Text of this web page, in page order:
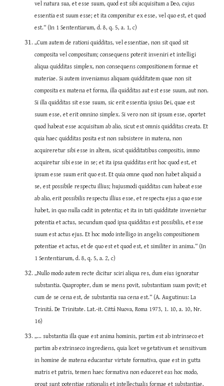
vel natura sua, et esse suum, quod est sibi acquisitum a Deo, cujus
essentia est suum esse; et ita componitur ex esse, vel quo est, et quod
est.“ (In 1 Sententiarum, d. 8, q. 5, a. 1, c)
„Cum autem de rationi quidditas, vel essentiae, non sit quod sit
composita vel compositum; consequens poterit inveniri et intelligi
aliqua quidditas simplex, non consequens compositionem formae et
materiae. Si autem inveniamus aliquam quidditatem quae non sit
composita ex matena et forma, illa quidditas aut est esse suum, aut non.
Si illa quidditas sit esse suum, sic erit essentia ipsius Dei, quae est
suum esse, et erit omnino simplex. Si vero non sit ipsum esse, oportet
quod habeat esse acquisitum ab alio, sicut est omnis quidditas creata. Et
quia haec quidditas posita est non subsistere in matena, non
acquireretur sibi esse in altem, sicut quidditatibus compositis, immo
acquiretur sibi esse in se; et ita ipsa quidditas erit hoc quod est, et
ipsum esse suum erit quo est. Et quia omne quod non habet aliquid a
se, est possibile respectu illius; hujusmodi quidditas cum habeat esse
ab alio, erit possibilis respectu illius esse, et respectu ejus a quo esse
habet, in quo nulla cadit in potentia; et ita in tati quidditate invenietur
potentia et actus, secundum quod ipsa quidditas est possibilis, et esse
suum est actus ejus. Et hoc modo intelligo in angelis compositionem
potentiae et actus, et de quo est et quod est, et similiter in anima.“ (In
1 Sententiarum, d. 8, q. 5, a. 2, c)
„Nullo modo autem recte dicitur sciri aliqua res, dum eius ignoratur
substantia. Quapropter, dum se mens povit, substantiam suam povit; et
cum de se cena est, de substantia sua cena est.“ (A. Augutinus: La
Trinitá. De Trinitate. Lat.-it. Cittá Nuova, Roma 1973, 1. 10, a. 10, Nr.
16)
„... substantia illa quae est anima hominis, partim est ab intrinseco et
partim ab extrinseco ingrediens, quia licet vegetativum et sensitivum
in homine de matena educantur virtute formativa, quae est in gutta
matris et patris, temen haec formativa non educeret eas hoc modo,
prout sunt potentiae rationalis et intellectualis formae et substantiae,